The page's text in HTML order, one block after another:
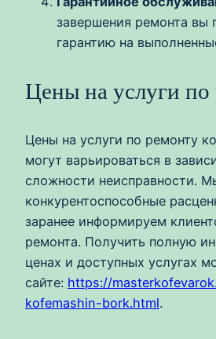
завершения ремонта вы
гарантию на
Цены на услуги по
Цены на услуги по ремонту
могут варьироваться в
сложности неисправности.
конкурентоспособные
заранее информируем
ремонта. Получить полную
ценах и доступных услугах
сайте: https://
kofemashin-bork.html.